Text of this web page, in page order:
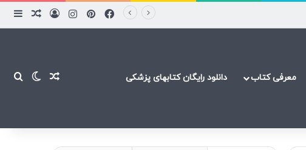
فیسبوکپینتریستاینستاگرام
ورود
معرفی کتاب دانلود رایگان کتابهای پزشکی نوشتهتغییر